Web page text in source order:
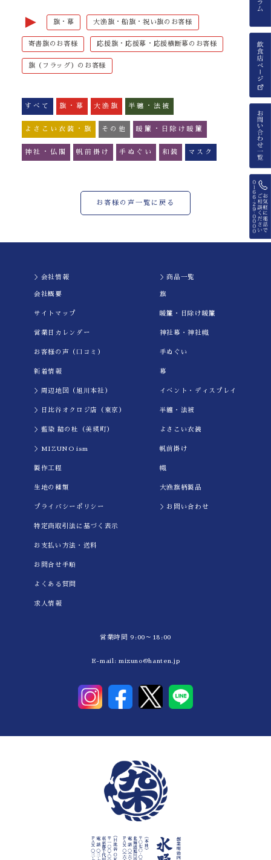
► 旗・幕 大漁旗・船旗・祝い旗のお客様
寄書旗のお客様 応援旗・応援幕・応援横断幕のお客様
旗（フラッグ）のお客様
すべて 旗・幕 大漁旗 半纏・法被
よさこい衣装・旗 その他 暖簾・日除け暖簾
神社・仏閣 帆前掛け 手ぬぐい 和装 マスク
お客様の声一覧に戻る
＞会社情報
会社概要
サイトマップ
営業日カレンダー
お客様の声（口コミ）
新着情報
＞周辺地図（旭川本社）
＞日比谷オクロジ店（東京）
＞藍染 結の杜（美瑛町）
＞MIZUNO ism
製作工程
生地の種類
プライバシーポリシー
特定商取引法に基づく表示
お支払い方法・送料
お問合せ手順
よくある質問
求人情報
＞商品一覧
旗
暖簾・日除け暖簾
神社幕・神社幟
手ぬぐい
幕
イべント・ディスプレイ
半纏・法被
よさこい衣装
帆前掛け
幟
大漁旗柄製品
＞お問い合わせ
営業時間 9:00～18:00
E-mail: mizuno@hanten.jp